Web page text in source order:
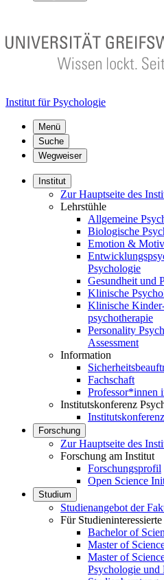
Institut für Psychologie
Menü
Suche
Wegweiser
Institut
Zur Hauptseite des
Lehrstühle
Allgemeine
Biologische
Emotion &
Psychologie
Gesundheit und
Klinische
Klinische
psychotherapie
Personality
Assessment
Information
Fachschaft
Professor*innen
Institutskonferenz
Institutskonferenz
Forschung
Zur Hauptseite des
Forschung am Institut
Forschungsprofil
Open Science
Studium
Studienangebot der
Für Studieninteressierte
Bachelor of
Master of
Master of
Psychologie und